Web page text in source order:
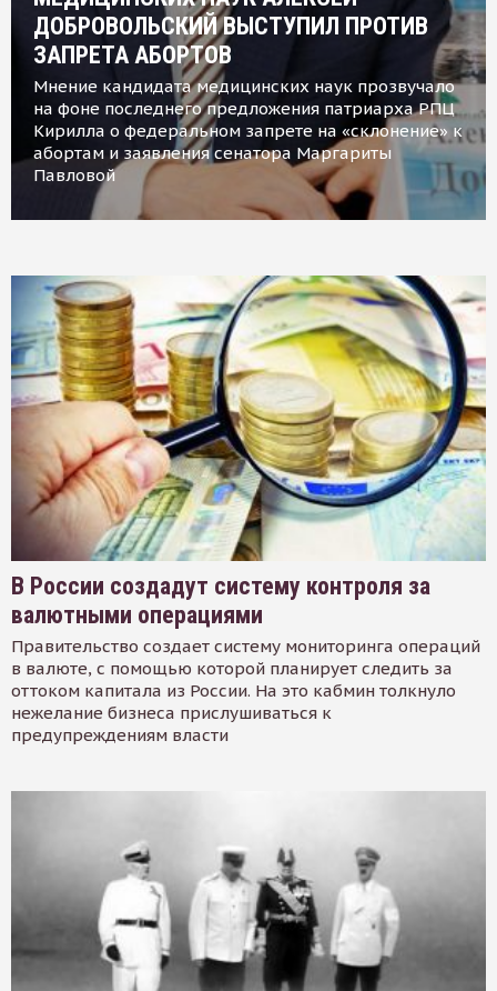
ДОБРОВОЛЬСКИЙ ВЫСТУПИЛ ПРОТИВ
ЗАПРЕТА АБОРТОВ
Мнение кандидата медицинских наук прозвучало
на фоне последнего предложения патриарха РПЦ
Кирилла о федеральном запрете на «склонение» к
абортам и заявления сенатора Маргариты
Павловой
В России создадут систему контроля за
валютными операциями
Правительство создает систему мониторинга операций
в валюте, с помощью которой планирует следить за
оттоком капитала из России. На это кабмин толкнуло
нежелание бизнеса прислушиваться к
предупреждениям власти